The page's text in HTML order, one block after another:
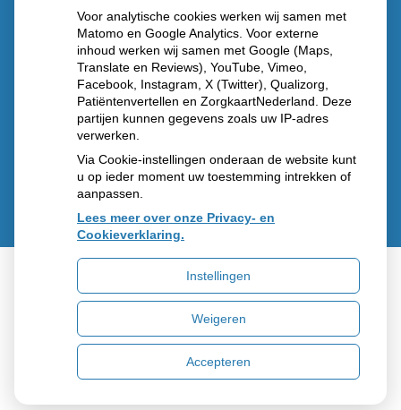
Diabetes
middelen
Vragen
stellen
Cookie-instellingen
Voor analytische cookies werken wij samen met
Matomo en Google Analytics. Voor externe
inhoud werken wij samen met Google (Maps,
Translate en Reviews), YouTube, Vimeo,
Facebook, Instagram, X (Twitter), Qualizorg,
Patiëntenvertellen en ZorgkaartNederland. Deze
partijen kunnen gegevens zoals uw IP-adres
verwerken.
Via Cookie-instellingen onderaan de website kunt
u op ieder moment uw toestemming intrekken of
aanpassen.
Lees meer over onze Privacy- en
Cookieverklaring.
Instellingen
Weigeren
Accepteren